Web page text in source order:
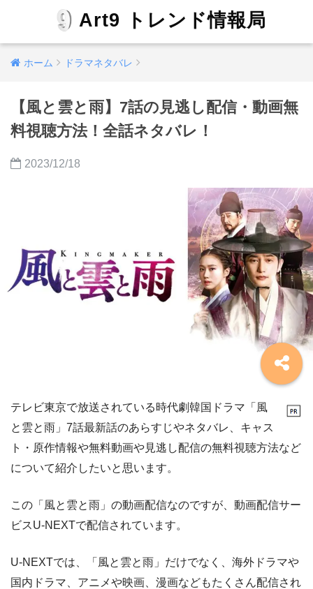
Art9 トレンド情報局
ホーム ドラマネタバレ
【風と雲と雨】7話の見逃し配信・動画無
料視聴方法！全話ネタバレ！
2023/12/18
テレビ東京で放送されている時代劇韓国ドラマ「風
と雲と雨」7話最新話のあらすじやネタバレ、キャス
ト・原作情報や無料動画や見逃し配信の無料視聴方法など
について紹介したいと思います。
この「風と雲と雨」の動画配信なのですが、動画配信サー
ビスU-NEXTで配信されています。
U-NEXTでは、「風と雲と雨」だけでなく、海外ドラマや
国内ドラマ、アニメや映画、漫画などもたくさん配信され